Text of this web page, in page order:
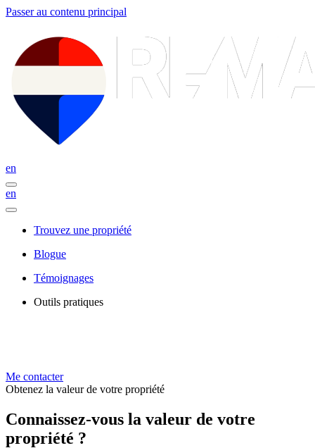
Passer au contenu principal
en
en
Trouvez une propriété
Blogue
Témoignages
Outils pratiques
Me contacter
Obtenez la valeur de votre propriété
Connaissez-vous la valeur de votre
propriété ?